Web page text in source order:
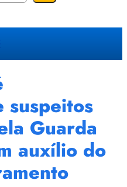
suspeitos
Guarda
auxílio do